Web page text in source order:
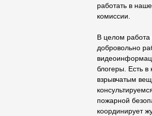
работать в
комиссии.
В целом
добровольно
блогеры. Есть в
взрывчатым
пожарной
координирует